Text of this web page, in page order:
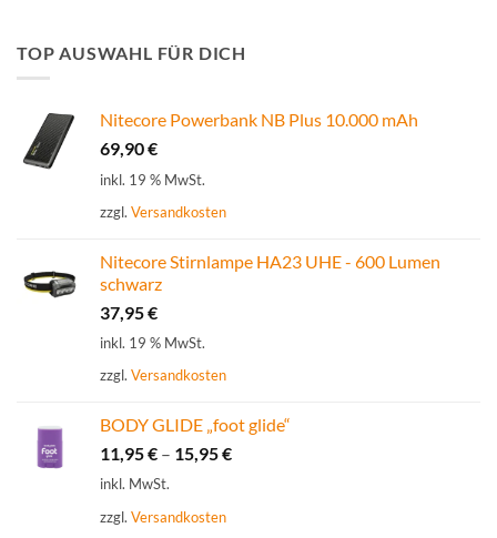
TOP AUSWAHL FÜR DICH
Nitecore Powerbank NB Plus 10.000 mAh
69,90€
inkl. 19 % MwSt.
zzgl. Versandkosten
Nitecore Stirnlampe HA23 UHE - 600 Lumen
schwarz
37,95€
inkl. 19 % MwSt.
zzgl. Versandkosten
BODY GLIDE „foot glide“
11,95€ – 15,95€
inkl. MwSt.
zzgl. Versandkosten